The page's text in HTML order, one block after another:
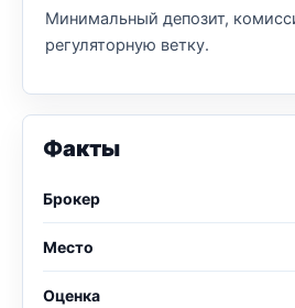
Минимальный депозит,
регуляторную ветку.
Факты
Брокер
Место
Оценка